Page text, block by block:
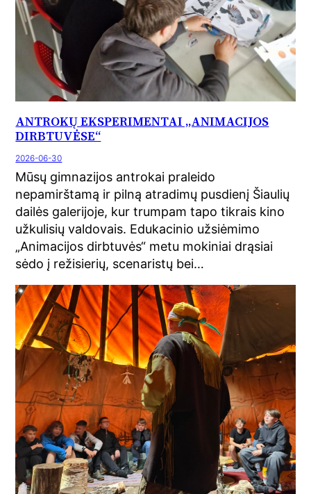
ANTROKŲ EKSPERIMENTAI „ANIMACIJOS
DIRBTUVĖSE“
2026-06-30
Mūsų gimnazijos antrokai praleido
nepamirštamą ir pilną atradimų pusdienį Šiaulių
dailės galerijoje, kur trumpam tapo tikrais kino
užkulisių valdovais. Edukacinio užsiėmimo
„Animacijos dirbtuvės“ metu mokiniai drąsiai
sėdo į režisierių, scenaristų bei…